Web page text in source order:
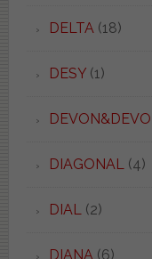
DELTA(18)
DESY(1)
DIAGONAL(4)
DIAL(2)
DIANA(6)